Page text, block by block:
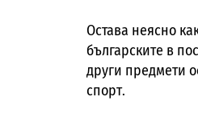
Остава неясно
българските в
други предмети
спорт.